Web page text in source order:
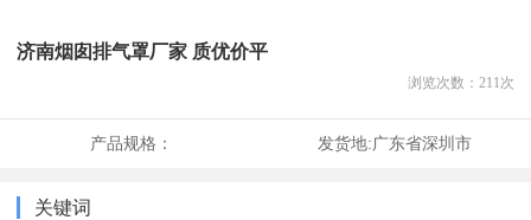
济南烟囱排气罩厂家 质优价平
浏览次数： 211 次
产品规格： 发货地:广东省深圳市
关键词